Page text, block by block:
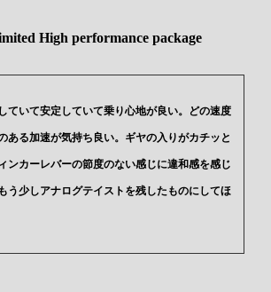
High performance package
ていて安定していて乗り心地が良い。どの速度
ある加速が気持ち良い。ギヤの入りがカチッと
ンカーレバーの節度のない感じに違和感を感じ
う少しアナログテイストを残したものにしてほ